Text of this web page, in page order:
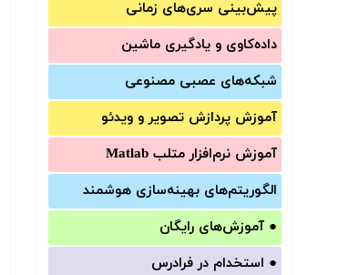
پیش‌‌بینی سری‌‌های زمانی
داده‌کاوی و یادگیری ماشین
شبکه‌های عصبی مصنوعی
آموزش‌ پردازش تصویر و ویدئو
آموزش‌ نرم‌افزار متلب Matlab
الگوریتم‌های بهینه‌سازی هوشمند
● آموزش‌های رایگان
● استخدام در فرادرس